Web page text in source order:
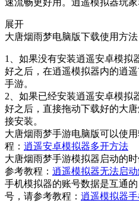
速流畅更好用。逍遥模拟器玩家
展开
大唐烟雨梦电脑版下载使用方法
1、如果没有安装逍遥安卓模拟
好之后，在逍遥模拟器内的逍
手游。
2、如果已经安装逍遥安卓模拟
好之后，直接拖动下载好的大
接安装。
大唐烟雨梦手游电脑版可以使
程： 逍遥安卓模拟器多开方法
大唐烟雨梦手游模拟器启动的
参考教程： 逍遥模拟器无法启
手机模拟器的账号数据是互通
号，请参考教程： 逍遥模拟器